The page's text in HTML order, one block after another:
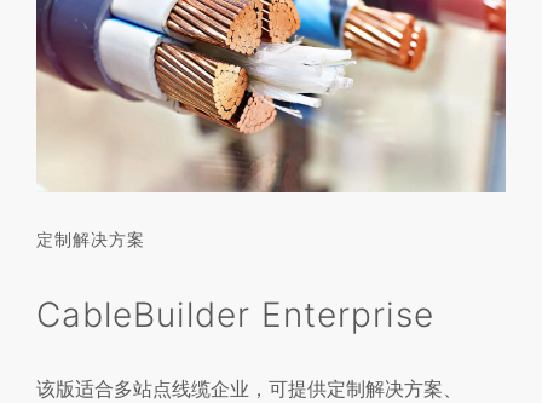
定制解决方案
CableBuilder Enterprise
该版适合多站点线缆企业，可提供定制解决方案、